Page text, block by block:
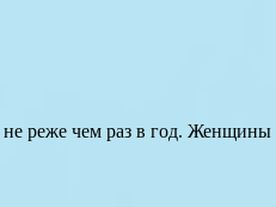
реже чем раз в год. Женщины